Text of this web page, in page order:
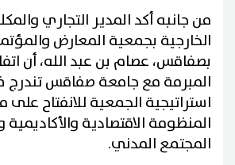
من جانبه أكد المدير التجاري
الخارجية بجمعية المعارض
بصفاقس، عصام بن عبد الله، أن
المبرمة مع جامعة صفاقس تندرج
استراتيجية الجمعية للانفتاح
المنظومة الاقتصادية والأكاديمية
المجتمع المدني.